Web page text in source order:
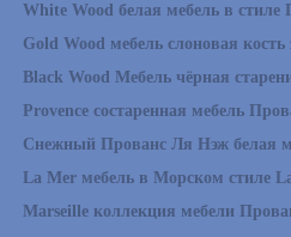
White Wood белая мебель в стиле
Gold Wood мебель слоновая кость
Black Wood Мебель чёрная
Provence состаренная мебель
Снежный Прованс Ля Нэж белая
La Mer мебель в Морском стиле
Marseille коллекция мебели